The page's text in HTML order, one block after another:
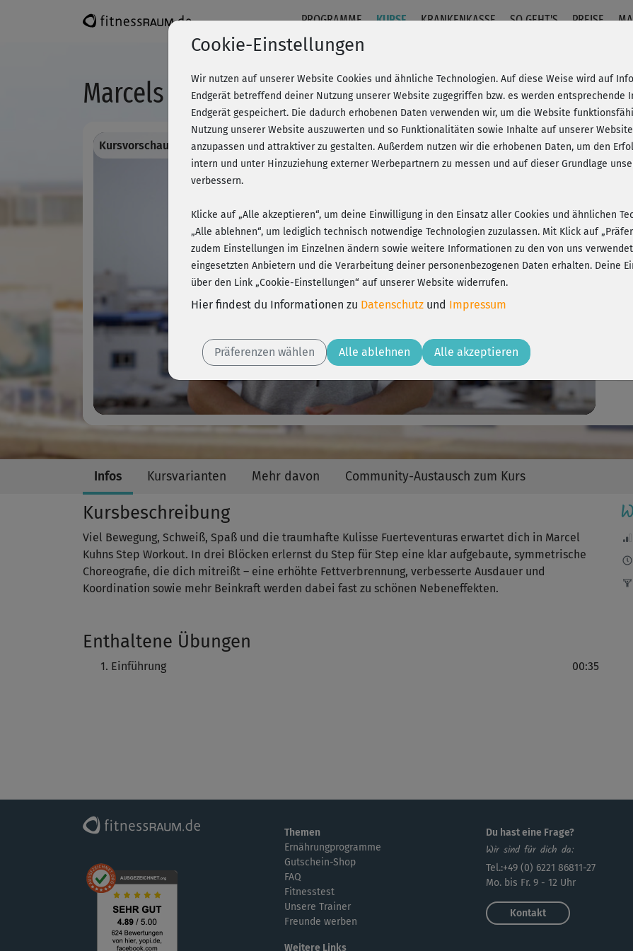
PROGRAMME KURSE KRANKENKASSE SO GEHT'S PREISE
Marcels Step Workout 3 - Einführung
Play
Video
Kursvorschau - Anmelden und alles trainieren! 20% Rabatt + Wunsch-Goodie
Infos Kursvarianten Mehr davon Community-Austausch zum Kurs
Kursbeschreibung
Viel Bewegung, Schweiß, Spaß und die traumhafte Kulisse Fuerteventuras erwartet dich in Marcel
Kuhns Step Workout. In drei Blöcken erlernst du Step für Step eine klar aufgebaute, symmetrische
Choreografie, die dich mitreißt – eine erhöhte Fettverbrennung, verbesserte Ausdauer und
Koordination sowie mehr Beinkraft werden dabei fast zu schönen Nebeneffekten.
Enthaltene Übungen
Einführung 00:35
Themen
Ernährungprogramme
Gutschein-Shop
FAQ
Fitnesstest
Unsere Trainer
Freunde werben
Weitere Links
Du hast eine Frage?
Wir sind für dich da:
Tel.:+49 (0) 6221 86811-27
Mo. bis Fr. 9 - 12 Uhr
Kontakt
Cookie-Einstellungen
Wir nutzen auf unserer Website Cookies und ähnliche Technologien. Auf diese Weise wird auf
Endgerät betreffend deiner Nutzung unserer Website zugegriffen bzw. es werden entsprechende
Endgerät gespeichert. Die dadurch erhobenen Daten verwenden wir, um die Website
Nutzung unserer Website auszuwerten und so Funktionalitäten sowie Inhalte auf unserer
anzupassen und attraktiver zu gestalten. Außerdem nutzen wir die erhobenen Daten, um den
intern und unter Hinzuziehung externer Werbepartnern zu messen und auf dieser Grundlage
verbessern.
Klicke auf „Alle akzeptieren“, um deine Einwilligung in den Einsatz aller Cookies und ähnlichen
„Alle ablehnen“, um lediglich technisch notwendige Technologien zuzulassen. Mit Klick auf
zudem Einstellungen im Einzelnen ändern sowie weitere Informationen zu den von uns
eingesetzten Anbietern und die Verarbeitung deiner personenbezogenen Daten erhalten. Deine
über den Link „Cookie-Einstellungen“ auf unserer Website widerrufen.
Hier findest du Informationen zu Datenschutz und Impressum
Präferenzen wählen Alle ablehnen Alle akzeptieren